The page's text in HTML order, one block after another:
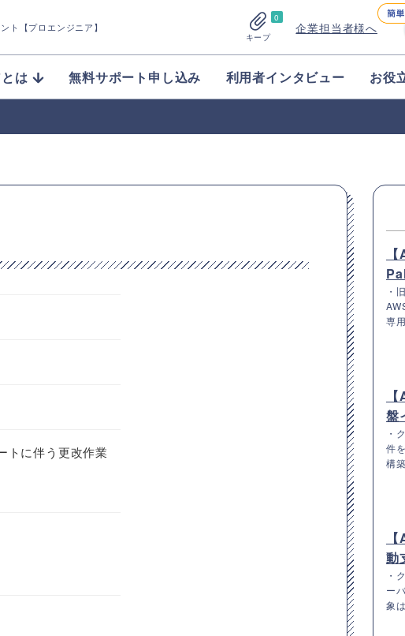
ト【プロエンジニア】
0
キープ
企業担当者様へ
は 無料サポート申し込み 利用者インタビュー お役
トに伴う更改作業
・
専
盤
・
件
構
動
・
ー
象